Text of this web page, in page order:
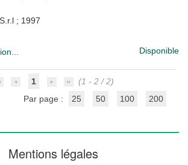
; 1997
Disponible
1
(1 - 2 / 2)
Par page :
25 50 100 200
Mentions légales